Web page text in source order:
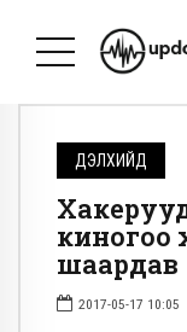
ДЭЛХИЙД
киногоо
шаардав
2017-05-17 10:05